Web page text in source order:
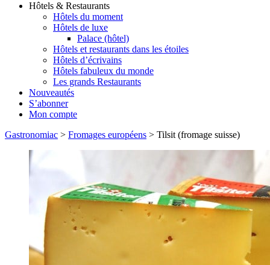
Hôtels & Restaurants
Hôtels du moment
Hôtels de luxe
Palace (hôtel)
Hôtels et restaurants dans les étoiles
Hôtels d’écrivains
Hôtels fabuleux du monde
Les grands Restaurants
Nouveautés
S’abonner
Mon compte
Gastronomiac > Fromages européens > Tilsit (fromage suisse)